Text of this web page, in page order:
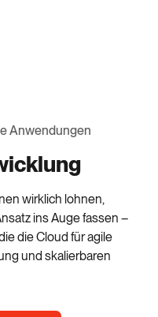
Anwendungen
wirklich lohnen,
ins Auge fassen –
die Cloud für agile
und skalierbaren